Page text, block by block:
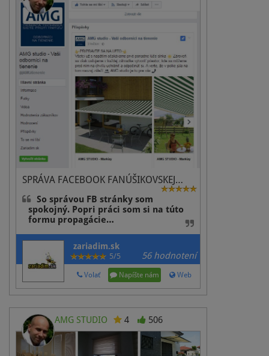
platformách. Takto získavate unikátny a kvalitný obsah ktorý
môžete pravidelne zdielať na Facebooku a oprieť sa o o podporu
vašich spokojných zákazníkov. Zákazníkov tiež smerujeme k zdielaniu
obsahu medzi svojimi priateľmi. Bežne tekto vznikajú príspevky ktoré
majú 20-30 alebo aj 200 a viac likov a zasiahnu tisíce až desaťtisíce
vašu reklamu videlo až 18 000 ľudí? Toto je reálny príklad z praxe
nášho klienta. Priamo z referencií na zariadim.sk bez ďalších poplatkov
alebo práce reklamnej agentúry môžete inzerovať do siete Facebook.
Vyberiete si cieľovú skupinu, lokalitu (napríklad vaše mesto), a spustíte
inzerciu. Za propagáciu na Facebooku nemusíte platiť horibilné sumy,
oplatí sa vám už pri 10-15€ týždenne. Naše referencie sú upravené tak,
že majú všetky atribúty Facebookového príspevku. U nás vám
stačí zadať iba rozpočet, ktorým chcete príspevok podporiť a vaša
práca sa začne šíriť internetom rýchlosťou blesku, bez zbytočných
ďalších výdavkov. V ďalšom pokračovaní vám poradíme, ako písať
reklamné články na Facebook.
SPRÁVA FACEBOOK FANÚŠIKOVSKEJ…
So správou FB stránky som
spokojný. Popri práci som si na túto
formu propagácie…
zariadim.sk
5/5 56 hodnotení
Volať Napíšte nám Web
AMG STUDIO 4 506